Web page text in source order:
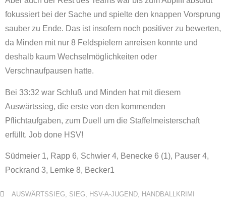
fokussiert bei der Sache und spielte den knappen Vorsprung
sauber zu Ende. Das ist insofern noch positiver zu bewerten,
da Minden mit nur 8 Feldspielern anreisen konnte und
deshalb kaum Wechselmöglichkeiten oder
Verschnaufpausen hatte.
Bei 33:32 war Schluß und Minden hat mit diesem
Auswärtssieg, die erste von den kommenden
Pflichtaufgaben, zum Duell um die Staffelmeisterschaft
erfüllt. Job done HSV!
Südmeier 1, Rapp 6, Schwier 4, Benecke 6 (1), Pauser 4,
Pockrand 3, Lemke 8, Becker1
AUSWÄRTSSIEG, SIEG, HSV-A-JUGEND, HANDBALLKRIMI